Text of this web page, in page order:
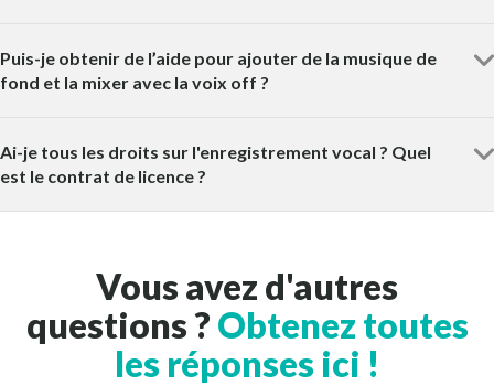
Puis-je obtenir de l’aide pour ajouter de la musique de
fond et la mixer avec la voix off ?
Ai-je tous les droits sur l'enregistrement vocal ? Quel
est le contrat de licence ?
Vous avez d'autres
questions ? Obtenez toutes
les réponses ici !